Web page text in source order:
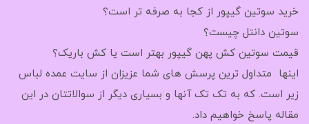
خرید سوتین گیپور از کجا به صرفه تر است؟
سوتین دانتل چیست؟
قیمت سوتین کش پهن گیپور بهتر است یا کش باریک؟
اینها متداول ترین پرسش های شما عزیزان از سایت عمده لباس
زیر است. که به تک تک آنها و بسیاری دیگر از سوالاتتان در این
مقاله پاسخ خواهیم داد.